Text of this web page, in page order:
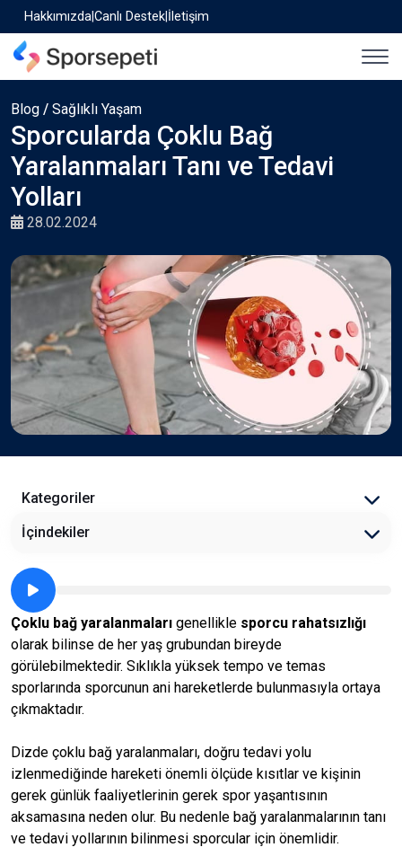
HakkımızdaCanlı Destek İletişim
Blog / Sağlıklı Yaşam
Sporcularda Çoklu Bağ
Yaralanmaları Tanı ve Tedavi
Yolları
28.02.2024
İçindekiler
Kategoriler
Çoklu bağ yaralanmaları genellikle sporcu rahatsızlığı
olarak bilinse de her yaş grubundan bireyde
görülebilmektedir. Sıklıkla yüksek tempo ve temas
sporlarında sporcunun ani hareketlerde bulunmasıyla ortaya
çıkmaktadır.
Dizde çoklu bağ yaralanmaları, doğru tedavi yolu
izlenmediğinde hareketi önemli ölçüde kısıtlar ve kişinin
gerek günlük faaliyetlerinin gerek spor yaşantısının
aksamasına neden olur. Bu nedenle bağ yaralanmalarının tanı
ve tedavi yollarının bilinmesi sporcular için önemlidir.